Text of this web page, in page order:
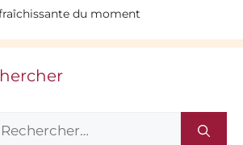
du moment
: